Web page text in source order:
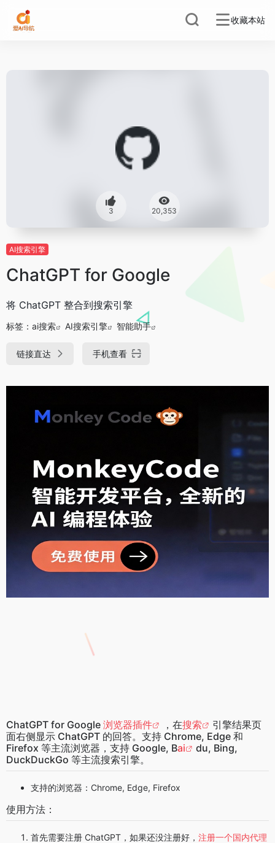
收藏本站
3 20,353
AI搜索引擎
ChatGPT for Google
将 ChatGPT 整合到搜索引擎
标签： ai搜索 AI搜索引擎 智能助手
链接直达 手机查看
ChatGPT for Google 浏览器插件 ，在搜索
引擎结果页
面右侧显示 ChatGPT 的回答。支持 Chrome, Edge 和
Firefox 等主流浏览器，支持 Google, Bai
du, Bing,
DuckDuckGo 等主流搜索引擎。
支持的浏览器：Chrome, Edge, Firefox
使用方法：
首先需要注册 ChatGPT，如果还没注册好， 注册一个国内代理